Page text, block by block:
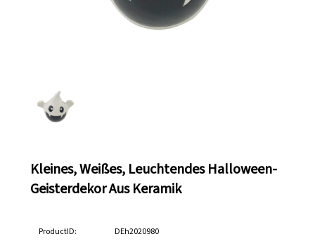
Kleines, Weißes, Leuchtendes Halloween-
Geisterdekor Aus Keramik
ProductID:
DEh2020980